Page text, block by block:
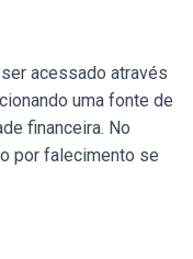
acessado através
uma fonte de
financeira. No
por falecimento se